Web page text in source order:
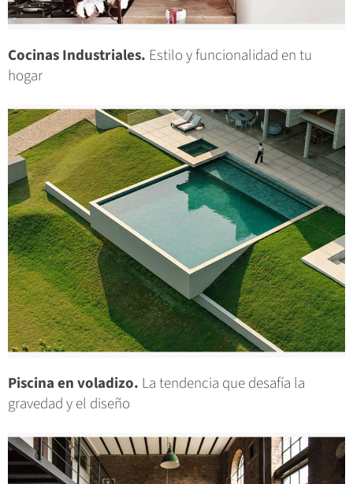
Cocinas Industriales. Estilo y funcionalidad en tu
hogar
Piscina en voladizo. La tendencia que desafía la
gravedad y el diseño